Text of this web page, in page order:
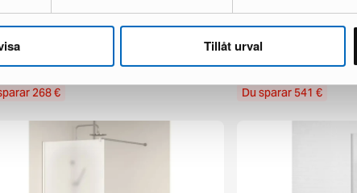
Tillåt urval
Höga Kusten duschvägg
·
268 €
Alterna Luxor duschhörn
1 i lager ·
Du sparar 541 €